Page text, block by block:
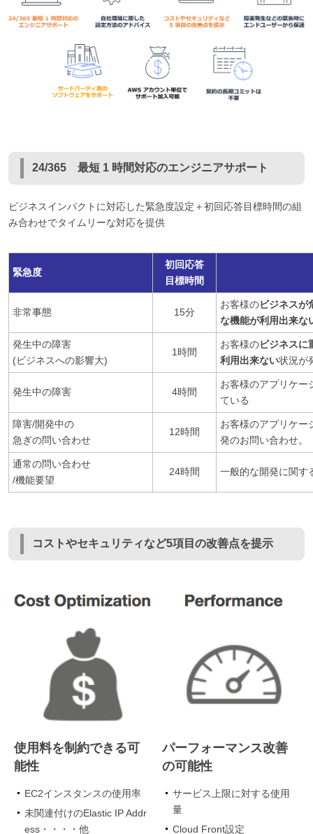
24/365 最短 1 時間対応のエンジニアサポート
ビジネスインパクトに対応した緊急度設定＋初回応答目標時間の組
み合わせでタイムリーな対応を提供
緊急度
初回応答
目標時間
非常事態 15分
お客様のビジネスが
な機能が利用出来な
発生中の障害
(ビジネスへの影響大)
1時間
お客様のビジネスに
利用出来ない状況が
発生中の障害 4時間
お客様のアプリケー
ている
障害/開発中の
急ぎの問い合わせ
12時間
お客様のアプリケー
発のお問い合わせ。
通常の問い合わせ
/機能要望
24時間 一般的な開発に関す
コストやセキュリティなど5項目の改善点を提示
使用料を制約できる可
能性
EC2インスタンスの使用率
未関連付けのElastic IP Addr
ess・・・・他
パーフォーマンス改善
の可能性
サービス上限に対する使用
量
Cloud Front設定